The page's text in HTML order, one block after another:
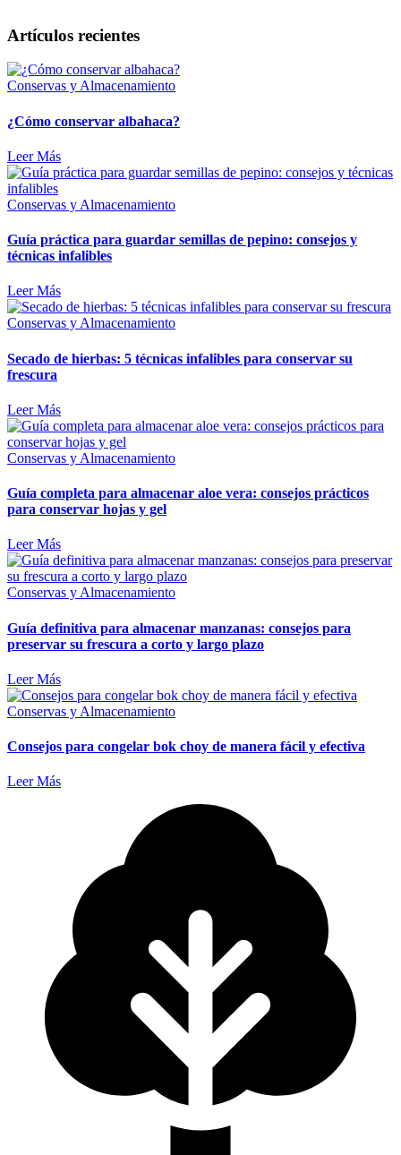
Artículos recientes
Conservas y Almacenamiento
¿Cómo conservar albahaca?
Leer Más
Conservas y Almacenamiento
Guía práctica para guardar semillas de pepino: consejos y
técnicas infalibles
Leer Más
Conservas y Almacenamiento
Secado de hierbas: 5 técnicas infalibles para conservar su
frescura
Leer Más
Conservas y Almacenamiento
Guía completa para almacenar aloe vera: consejos prácticos
para conservar hojas y gel
Leer Más
Conservas y Almacenamiento
Guía definitiva para almacenar manzanas: consejos para
preservar su frescura a corto y largo plazo
Leer Más
Conservas y Almacenamiento
Consejos para congelar bok choy de manera fácil y efectiva
Leer Más